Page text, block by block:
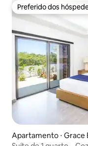
Preferido dos
Preferido dos
Apartamento ⋅ Grace